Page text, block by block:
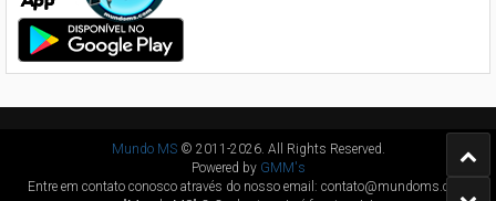
Mundo MS© 2011-2026. All Rights Reserved.
Powered by GMM's
Entre em contato conosco através do nosso email: contato@mundoms.com